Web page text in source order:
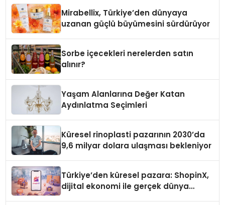
Mirabellix, Türkiye’den dünyaya
uzanan güçlü büyümesini sürdürüyor
Sorbe içecekleri nerelerden satın
alınır?
Yaşam Alanlarına Değer Katan
Aydınlatma Seçimleri
Küresel rinoplasti pazarının 2030’da
9,6 milyar dolara ulaşması bekleniyor
Türkiye’den küresel pazara: ShopinX,
dijital ekonomi ile gerçek dünya